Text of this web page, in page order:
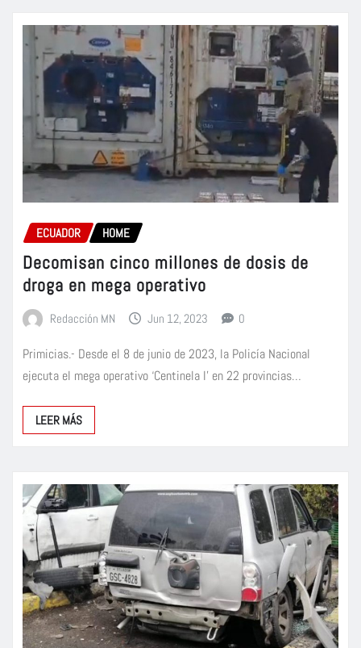
ECUADOR HOME
Decomisan cinco millones de dosis de
droga en mega operativo
Redacción MN Jun 12, 2023 0
Primicias.- Desde el 8 de junio de 2023, la Policía Nacional
ejecuta el mega operativo ‘Centinela I’ en 22 provincias…
LEER MÁS